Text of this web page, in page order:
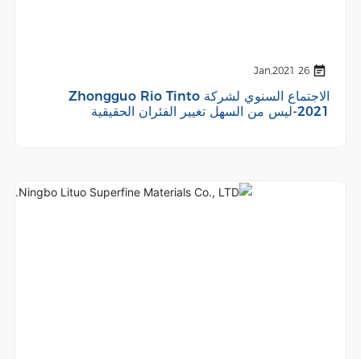
26 Jan,2021
الاجتماع السنوي لشركة Zhongguo Rio Tinto
2021-ليس من السهل تغيير الفئران الحقيقية